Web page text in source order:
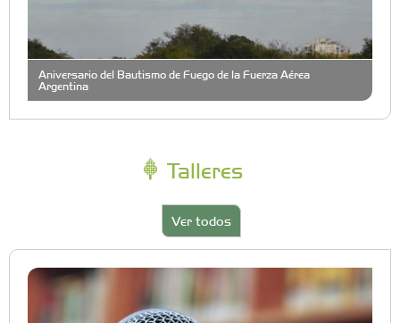
Aniversario del Bautismo de Fuego de la Fuerza Aérea
Argentina
Talleres
Ver todos